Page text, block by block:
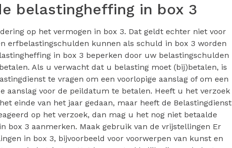
belastingheffing in box 3
op het vermogen in box 3. Dat geldt echter niet voor
erfbelastingschulden kunnen als schuld in box 3 worden
in box 3 beperken door uw belastingschulden
Als u verwacht dat u belasting moet (bij)betalen, is
te vragen om een voorlopige aanslag of om een
aanslag voor de peildatum te betalen. Heeft u het verzoek
einde van het jaar gedaan, maar heeft de Belastingdienst
op het verzoek, dan mag u het nog niet betaalde
box 3 aanmerken. Maak gebruik van de vrijstellingen Er
in box 3, bijvoorbeeld voor voorwerpen van kunst en